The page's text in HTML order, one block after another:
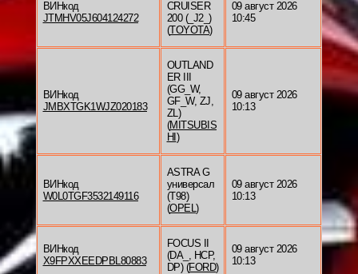
ВИНкод
JTMHV05J604124272
CRUISER
200 (_J2_)
(TOYOTA)
09 август 2026
10:45
ВИНкод
JMBXTGK1WJZ020183
OUTLAND
ER III
(GG_W,
GF_W, ZJ,
ZL)
(MITSUBIS
HI )
09 август 2026
10:13
ВИНкод
W0L0TGF3532149116
ASTRA G
универсал
(T98)
(OPEL)
09 август 2026
10:13
ВИНкод
X9FPXXEEDPBL80883
FOCUS II
(DA_, HCP,
DP) (FORD)
09 август 2026
10:13